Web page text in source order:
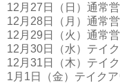
12月27日（日）通常
12月28日（月）通常
12月29日（火）通常
12月30日（水）テイ
12月31日（木）テイ
1月1日（金）テイク